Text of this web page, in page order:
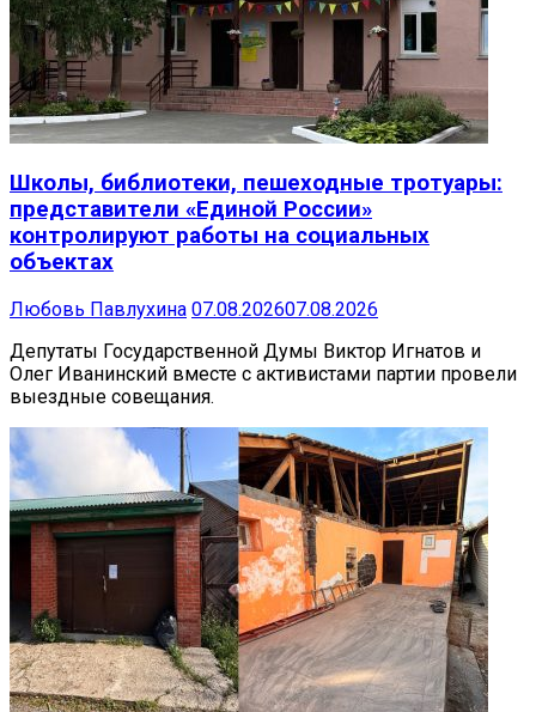
Школы, библиотеки, пешеходные тротуары:
представители «Единой России»
контролируют работы на социальных
объектах
Любовь Павлухина 07.08.202607.08.2026
Депутаты Государственной Думы Виктор Игнатов и
Олег Иванинский вместе с активистами партии провели
выездные совещания.